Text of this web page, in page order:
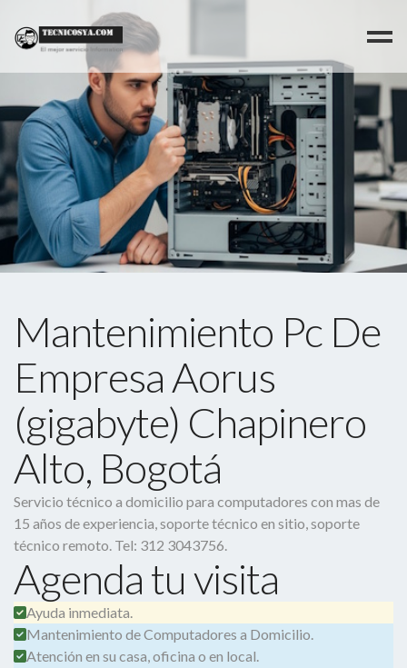
Mantenimiento Pc De
Empresa Aorus
(gigabyte) Chapinero
Alto, Bogotá
Servicio técnico a domicilio para computadores con mas de
15 años de experiencia, soporte técnico en sitio, soporte
técnico remoto. Tel: 312 3043756.
Agenda tu visita
Ayuda inmediata.
Mantenimiento de Computadores a Domicilio.
Atención en su casa, oficina o en local.